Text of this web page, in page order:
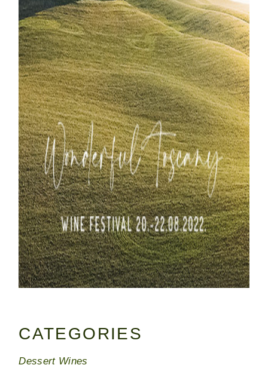
CATEGORIES
Dessert Wines